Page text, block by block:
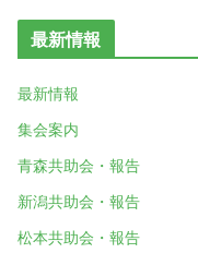
最新情報
最新情報
集会案内
青森共助会・報告
新潟共助会・報告
松本共助会・報告